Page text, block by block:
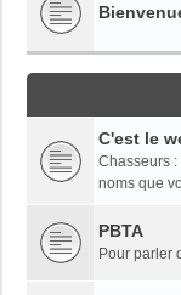
C'est le
Chasseurs
noms que
PBTA
Pour parler